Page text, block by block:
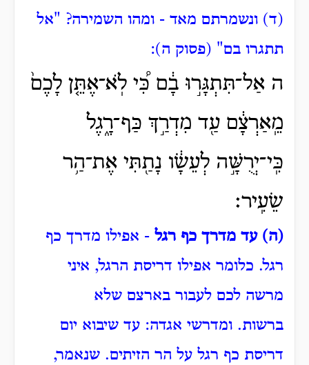
(ד) ונשמרתם מאד - ומהו השמירה? "אל
תתגרו בם" (פסוק ה):
ה אַל־תִּתְגָּר֣וּ בָ֔ם כִּ֠י לֹֽא־אֶתֵּ֤ן לָכֶם֙
מֵֽאַרְצָ֔ם עַ֖ד מִדְרַ֣ךְ כַּף־רָ֑גֶל
כִּֽי־יְרֻשָּׁ֣ה לְעֵשָׂ֔ו נָתַ֖תִּי אֶת־הַ֥ר
שֵׂעִֽיר׃
(ה) עד מדרך כף רגל - אפילו מדרך כף
רגל. כלומר אפילו דריסת הרגל, איני
מרשה לכם לעבור בארצם שלא
ברשות. ומדרשי אגדה: עד שיבוא יום
דריסת כף רגל על הר הזיתים. שנאמר,